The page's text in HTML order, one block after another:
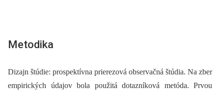
Metodika
Dizajn štúdie: prospektívna prierezová observačná štúdia. Na zber
empirických údajov bola použitá dotazníková metóda. Prvou